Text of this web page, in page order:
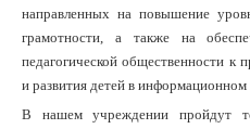
направленных на повышение
грамотности, а также на
педагогической общественности к
и развития детей в информационном
В нашем учреждении пройдут